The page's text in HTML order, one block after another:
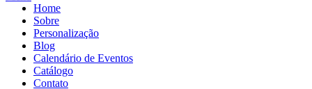
Home
Sobre
Personalização
Blog
Calendário de Eventos
Catálogo
Contato